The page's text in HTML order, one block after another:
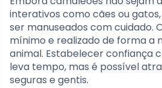
interativos como cães ou
ser manuseados com cuidado.
mínimo e realizado de forma a
animal. Estabelecer confiança
leva tempo, mas é possível
seguras e gentis.